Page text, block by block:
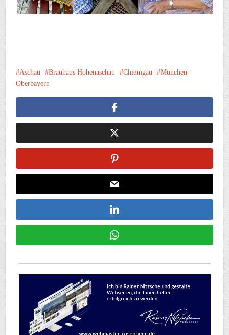
Aschau Brauhaus Hohenaschau Chiemgau
München-
Oberbayern